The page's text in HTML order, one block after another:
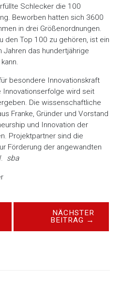
Schlecker die 100
Beworben hatten sich 3600
in drei Größenordnungen.
den Top 100 zu gehören, ist ein
Jahren das hundertjährige
besondere Innovationskraft
wird seit
Die wissenschaftliche
Franke, Gründer und Vorstand
und Innovation der
Projektpartner sind die
Förderung der angewandten
sba
NÄCHSTER
BEITRAG →